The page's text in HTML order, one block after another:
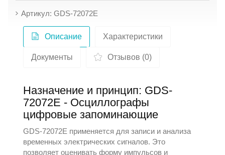
Артикул: GDS-72072E
Описание Характеристики
Документы Отзывов (0)
Назначение и принцип: GDS-
72072E - Осциллографы
цифровые запоминающие
GDS-72072E применяется для записи и анализа
временных электрических сигналов. Это
позволяет оценивать форму импульсов и